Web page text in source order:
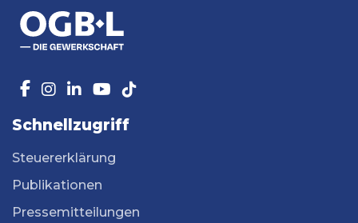
Schnellzugriff
Steuererklärung
Publikationen
Pressemitteilungen